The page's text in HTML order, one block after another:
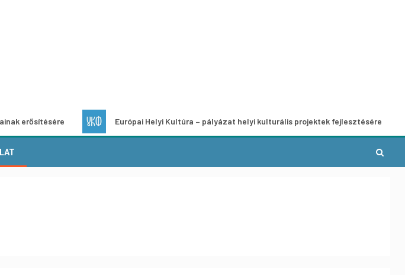
Európai Helyi Kultúra – pályázat helyi kulturális projektek fejlesztésére